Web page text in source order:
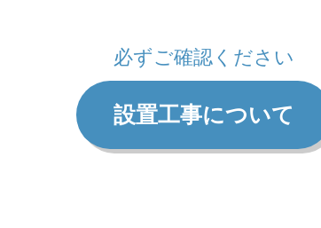
必ずご確認ください
設置工事について